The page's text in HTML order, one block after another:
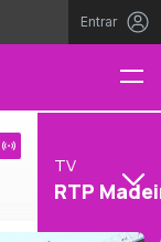
Entrar
TV
RTP